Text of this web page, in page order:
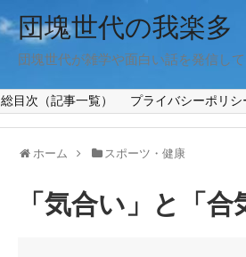
団塊世代の我楽多
団塊世代が雑学や面白い話を発信し
総目次（記事一覧） プライバシーポリシ
ホーム スポーツ・健康
「気合い」と「